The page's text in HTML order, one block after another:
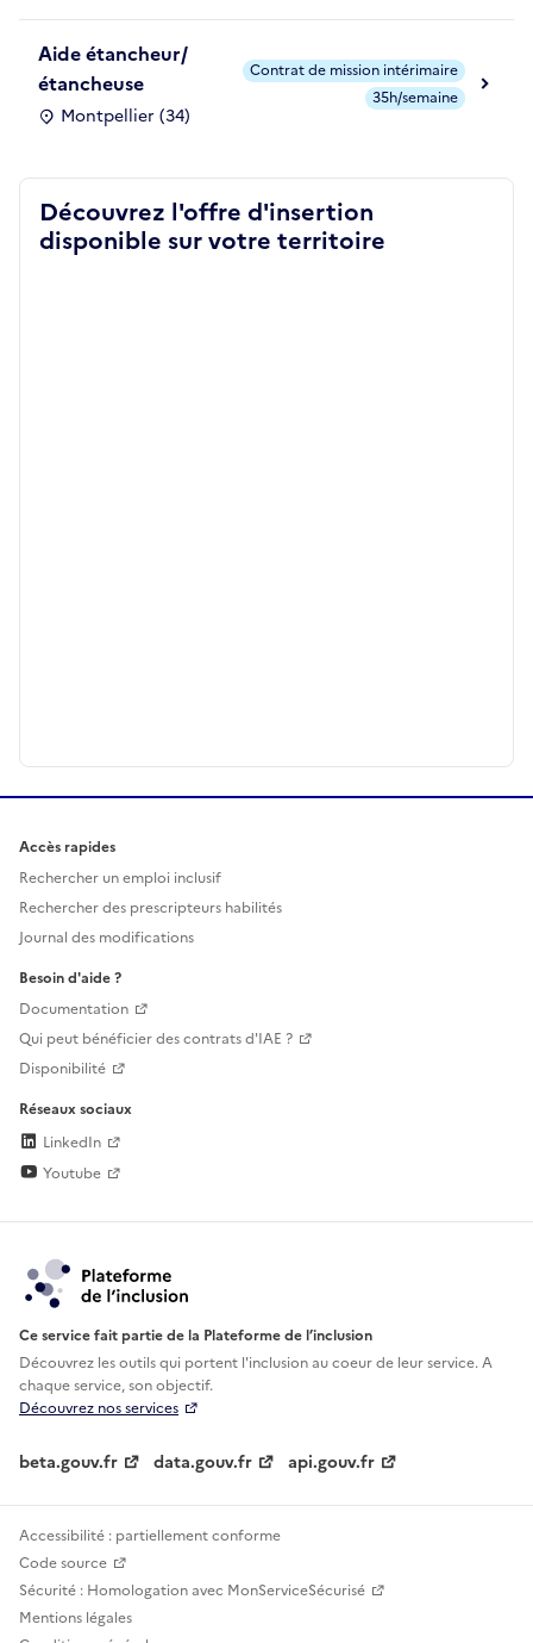
Aide étancheur/
étancheuse
Montpellier (34)
Contrat de mission intérimaire
35h/semaine
Découvrez l'offre d'insertion
disponible sur votre territoire
Accès rapides
Rechercher un emploi inclusif
Rechercher des prescripteurs habilités
Journal des modifications
Besoin d'aide ?
Documentation
Qui peut bénéficier des contrats d'IAE ?
Disponibilité
Réseaux sociaux
LinkedIn
Youtube
Ce service fait partie de la Plateforme de l’inclusion
Découvrez les outils qui portent l'inclusion aucoeur de leur service. A
chaque service, son objectif.
Découvrez nos services
beta.gouv.fr data.gouv.fr api.gouv.fr
Accessibilité : partiellement conforme
Code source
Sécurité : Homologation avec MonServiceSécurisé
Mentions légales